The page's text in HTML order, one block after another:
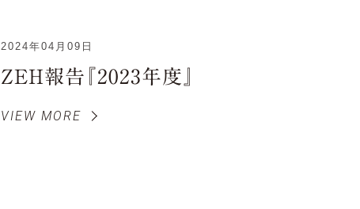
2024年04月09日
ZEH報告『2023年度』
VIEW MORE